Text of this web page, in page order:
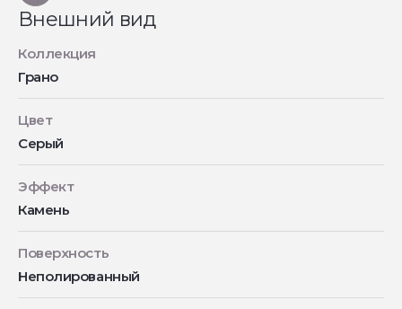
Внешний вид
Коллекция
Грано
Цвет
Серый
Эффект
Камень
Поверхность
Неполированный